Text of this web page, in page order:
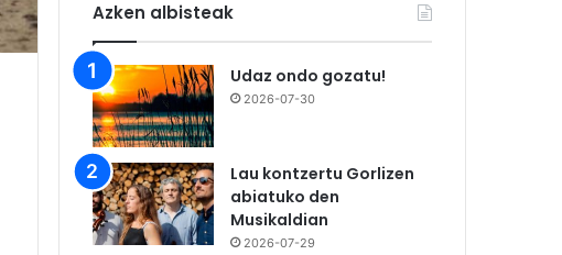
Azken albisteak
Udaz ondo gozatu!
2026-07-30
Lau kontzertu Gorlizen
abiatuko den
Musikaldian
2026-07-29